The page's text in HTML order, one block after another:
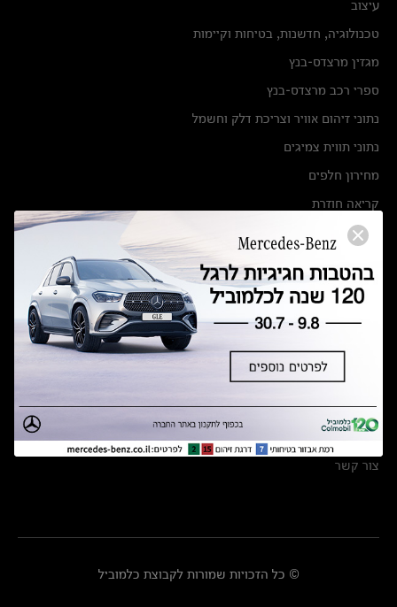
עיצוב
טכנולוגיה, חדשנות, בטיחות וקיימות
מגזין מרצדס-בנץ
ספרי רכב מרצדס-בנץ
נתוני זיהום אוויר וצריכת דלק וחשמל
נתוני תווית צמיגים
מחירון חלפים
קריאה חוזרת
הודעה על הטבות לרכבי מרצדס בהסדר פשרה בתצ 56447-02-19
תקנון ימי מכירות 120 לכלמוביל
מצאו אותנו
אולמות תצוגה
מרכזי שירות
צור קשר
© כל הזכויות שמורות לקבוצת כלמוביל